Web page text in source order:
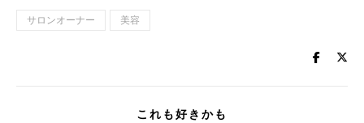
サロンオーナー 美容
これも好きかも